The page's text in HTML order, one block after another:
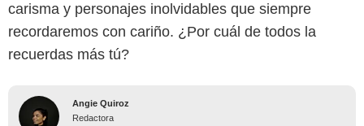
carisma y personajes inolvidables que siempre
recordaremos con cariño. ¿Por cuál de todos la
recuerdas más tú?
Angie Quiroz
Redactora